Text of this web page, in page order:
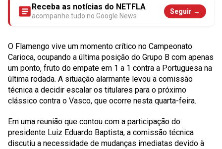
Receba as notícias do NETFLA
acompanhe tudo no Google News
Seguir →
O Flamengo vive um momento crítico no Campeonato
Carioca, ocupando a última posição do Grupo B com apenas
um ponto, fruto do empate em 1 a 1 contra a Portuguesa na
última rodada. A situação alarmante levou a comissão
técnica a decidir escalar os titulares para o próximo
clássico contra o Vasco, que ocorre nesta quarta-feira.
Em uma reunião que contou com a participação do
presidente Luiz Eduardo Baptista, a comissão técnica
discutiu a necessidade de mudanças imediatas devido à